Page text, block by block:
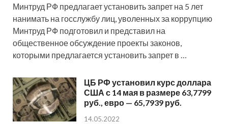
Минтруд РФ предлагает установить запрет на 5 лет
нанимать на госслужбу лиц, уволенных за коррупцию
Минтруд РФ подготовил и представил на
общественное обсуждение проекты законов,
которыми предлагается установить запрет в …
ЦБ РФ установил курс доллара
США с 14 мая в размере 63,7799
руб., евро — 65,7939 руб.
14.05.2022